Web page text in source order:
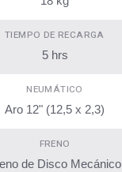
TIEMPO DE RECARGA
5 hrs
NEUMÁTICO
Aro 12" (12,5 x 2,3)
FRENO
de Disco Mecánico